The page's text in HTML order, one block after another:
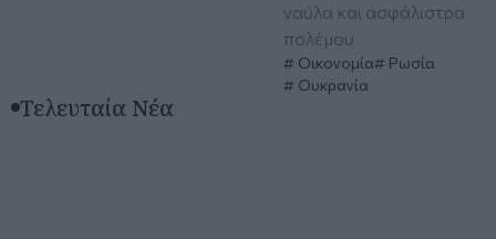
ναύλα και ασφάλιστρα
πολέμου
Οικονομία
Ρωσία
Ουκρανία
Τελευταία Νέα